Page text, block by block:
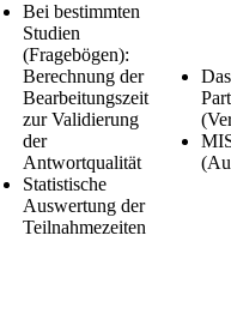
Bei bestimmten
Studien
(Fragebögen):
Berechnung der
Bearbeitungszeit
zur Validierung
der
Antwortqualität
Statistische
Auswertung der
Teilnahmezeiten
Das